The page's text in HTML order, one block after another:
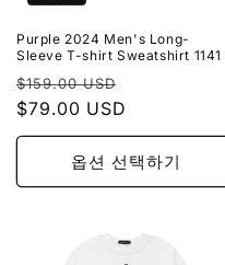
Purple 2024 Men's Long-
Sleeve T-shirt Sweatshirt 1141
정
가
$159.00 USD
가
$79.00 USD
옵션 선택하기